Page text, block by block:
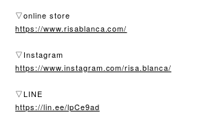
▽online store
https://www.risablanca.com/
▽Instagram
https://www.instagram.com/risa.blanca/
▽LINE
https://lin.ee/lpCe9ad